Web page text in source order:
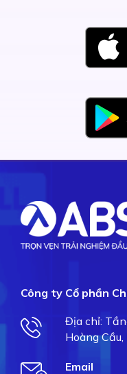
Công ty Cổ phần
Địa chỉ:
Hoàng Cầu,
Email